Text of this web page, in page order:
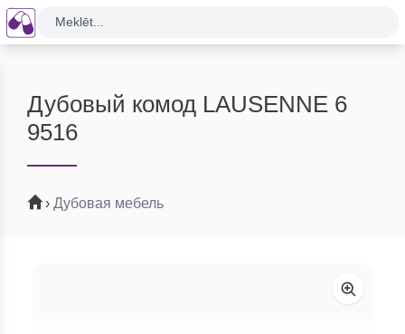
Meklēt...
Дубовый комод LAUSENNE 6
9516
› Дубовая мебель